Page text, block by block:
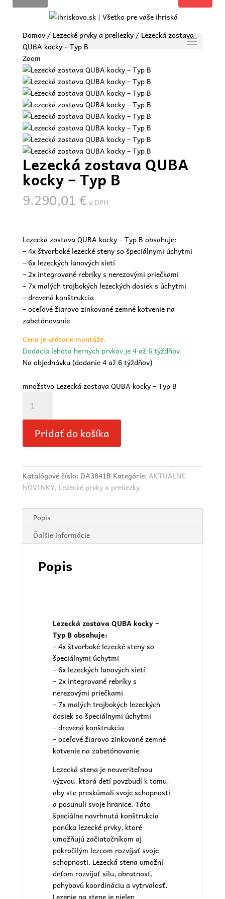
Vyberte stranu
Domov/ Lezecké prvky a preliezky/ Lezecká zostava
QUBA kocky – Typ B
Zoom
Lezecká zostava QUBA
kocky – Typ B
9.290,01 € s DPH
Lezecká zostava QUBA kocky – Typ B obsahuje:
– 4x štvorboké lezecké steny so špeciálnymi úchytmi
– 6x lezeckých lanových sietí
– 2x integrované rebríky s nerezovými priečkami
– 7x malých trojbokých lezeckých dosiek s úchytmi
– drevená konštrukcia
– oceľové žiarovo zinkované zemné kotvenie na
zabetónovanie
Cena je vrátane montáže.
Dodacia lehota herných prvkov je 4 až 6 týždňov.
Na objednávku (dodanie 4 až 6 týždňov)
množstvo Lezecká zostava QUBA kocky – Typ B
Pridať do košíka
Katalógové číslo: DA3841B Kategórie: AKTUÁLNE
NOVINKY, Lezecké prvky a preliezky
Popis
Ďalšie informácie
Popis
Lezecká zostava QUBA kocky –
Typ B obsahuje:
– 4x štvorboké lezecké steny so
špeciálnymi úchytmi
– 6x lezeckých lanových sietí
– 2x integrované rebríky s
nerezovými priečkami
– 7x malých trojbokých lezeckých
dosiek so špeciálnymi úchytmi
– drevená konštrukcia
– oceľové žiarovo zinkované zemné
kotvenie na zabetónovanie
Lezecká stena je neuveriteľnou
výzvou, ktorá detí povzbudí k tomu,
aby ste preskúmali svoje schopnosti
a posunuli svoje hranice. Táto
špeciálne navrhnutá konštrukcia
ponúka lezecké prvky, ktoré
umožňujú začiatočníkom aj
pokročilým lezcom rozvíjať svoje
schopnosti. Lezecká stena umožní
deťom rozvíjať silu, obratnosť,
pohybovú koordináciu a vytrvalosť.
Lezenie na stene je nielen